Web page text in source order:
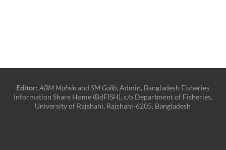
Editor: ABM MohsinandSM Galib, Admin, Bangladesh Fisheries
Information Share Home (BdFISH), c/o Department of Fisheries,
University of Rajshahi, Rajshahi-6205, Bangladesh